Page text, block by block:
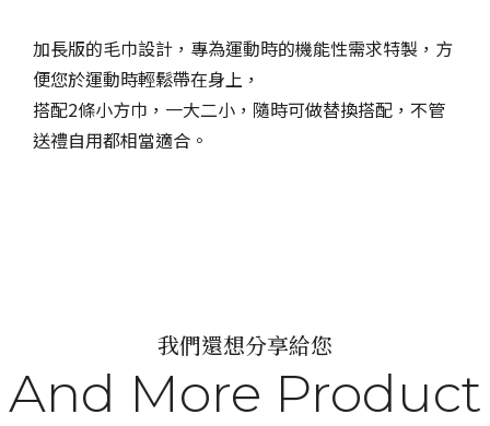
加長版的毛巾設計，專為運動時的機能性需求特製，方
便您於運動時輕鬆帶在身上，
搭配2條小方巾，一大二小，隨時可做替換搭配，不管
送禮自用都相當適合。
我們還想分享給您
And More Product